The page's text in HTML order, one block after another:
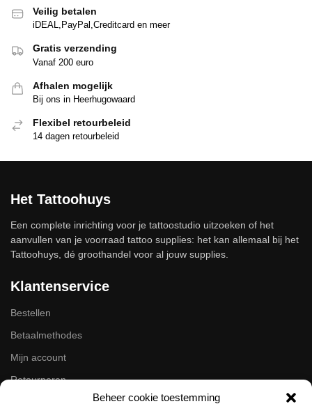
Beheer cookie toestemming
Veilig betalen
iDEAL,PayPal,Creditcard en meer
Gratis verzending
Vanaf 200 euro
Afhalen mogelijk
Bij ons in Heerhugowaard
Flexibel retourbeleid
14 dagen retourbeleid
Het Tattoohuys
Een complete inrichting voor je tattoostudio uitzoeken of het
aanvullen van je voorraad tattoo supplies: het kan allemaal bij het
Tattoohuys, dé groothandel voor al jouw supplies.
Klantenservice
Bestellen
Betaalmethodes
Mijn account
Retourneren